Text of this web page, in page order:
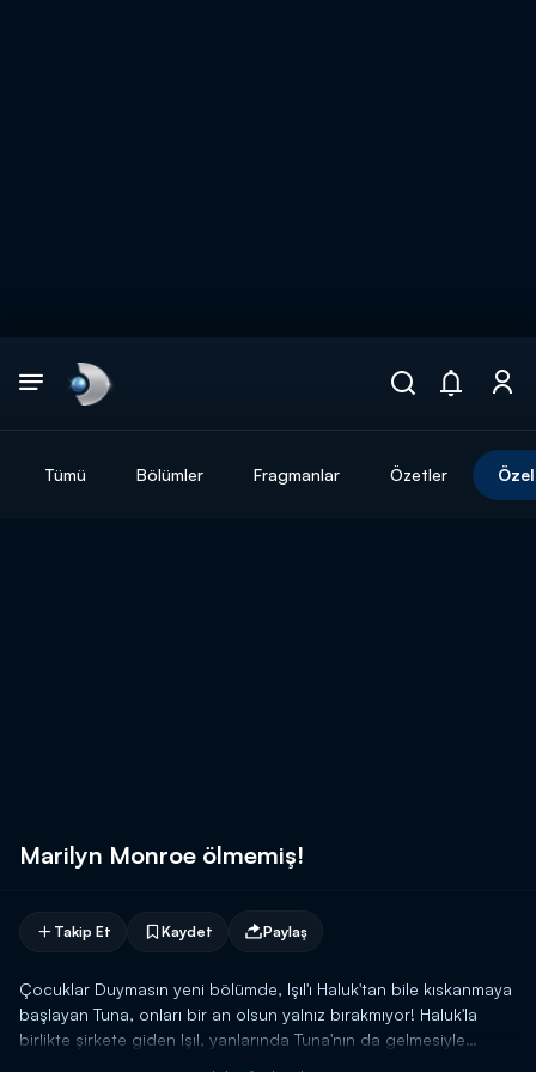
Tümü Bölümler Fragmanlar Özetler
Marilyn Monroe ölmemiş!
Takip Et Kaydet Paylaş
Çocuklar Duymasın yeni bölümde, Işıl'ı Haluk'tan bile kıskanmaya
başlayan Tuna, onları bir an olsun yalnız bırakmıyor! Haluk'la
birlikte şirkete giden Işıl, yanlarında Tuna'nın da gelmesiyle